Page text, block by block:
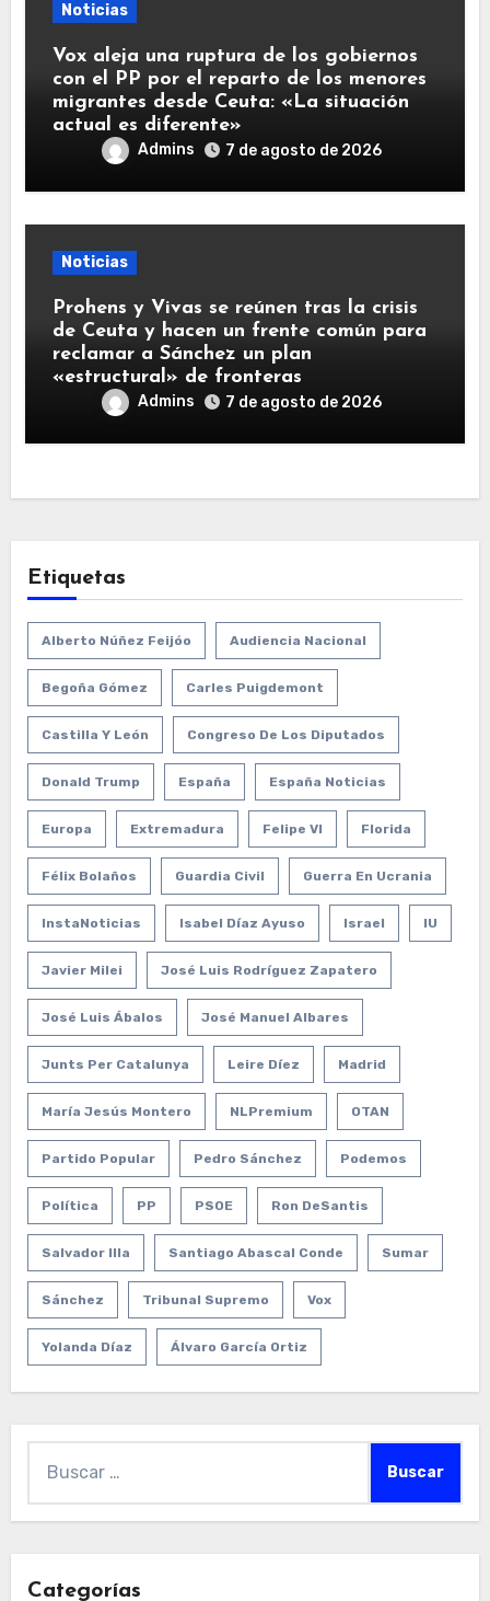
Noticias
Vox aleja una ruptura de los gobiernos
con el PP por el reparto de los menores
migrantes desde Ceuta: «La situación
actual es diferente»
Admins 7 de agosto de 2026
Noticias
Prohens y Vivas se reúnen tras la crisis
de Ceuta y hacen un frente común para
reclamar a Sánchez un plan
«estructural» de fronteras
Admins 7 de agosto de 2026
Etiquetas
Alberto Núñez Feijóo Audiencia Nacional
Begoña Gómez Carles Puigdemont
Castilla Y León Congreso De Los Diputados
Donald Trump España España Noticias
Europa Extremadura Felipe VI Florida
Félix Bolaños Guardia Civil Guerra En Ucrania
InstaNoticias Isabel Díaz Ayuso Israel IU
Javier Milei José Luis Rodríguez Zapatero
José Luis Ábalos José Manuel Albares
Junts Per Catalunya Leire Díez Madrid
María Jesús Montero NLPremium OTAN
Partido Popular Pedro Sánchez Podemos
Política PP PSOE Ron DeSantis
Salvador Illa Santiago Abascal Conde Sumar
Sánchez Tribunal Supremo Vox
Yolanda Díaz Álvaro García Ortiz
Categorías